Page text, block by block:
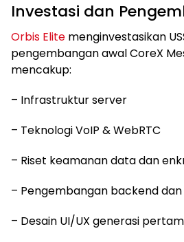
Investasi dan
Orbis Elite menginvestasikan
pengembangan awal CoreX
mencakup:
– Infrastruktur server
– Teknologi VoIP & WebRTC
– Riset keamanan data dan
– Pengembangan backend
– Desain UI/UX generasi